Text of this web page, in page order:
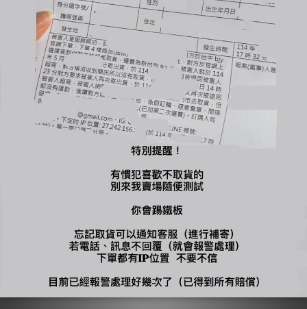
➌ 全館商品皆保證正品，並附上統一發票，請安心選購。
🔺國定假日統一不出貨、不回覆訊息（上班日會依序回覆）
🔺全賣場【現貨】1-3工作天出貨，【預購or代購】依賣場備註工
作天出貨
🔺商品有溢膠、小線頭皆為正常現象非瑕疵，完美主義者不要下
單，自行到店面購買
🔺使用貨到付款惡意不取貨一律提告，並加入黑名單
🔺賣場商品可以退換貨，需先與客服確認庫存狀況；原商品外包
裝必須保持完整＆吊牌不能拆剪才能退換貨（退換貨須知請詳售
🔺商品一旦下水任何理由皆不接受退換貨
🔍【INSTAGRAM】：bjy_666
🔍【LINE 官方】：@bjy_666